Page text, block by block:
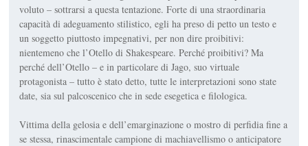
voluto – sot­trarsi a questa tentazione. Forte di una straordinaria
capacità di adeguamento stilistico, egli ha preso di petto un testo e
un soggetto piuttosto impegnativi, per non dire proibitivi:
nientemeno che l’Otellodi Shake­speare. Perché proibitivi? Ma
perché dell’Otello– e in particolare di Jago, suo virtuale
protagonista – tutto è stato detto, tutte le interpretazioni sono state
date, sia sul palcoscenico che in sede esegetica e filologica.
Vittima della gelosia e dell’emarginazione o mostro di perfidia fine a
se stessa, rina­scimentale campione di ma­chiavellismo o anticipatore